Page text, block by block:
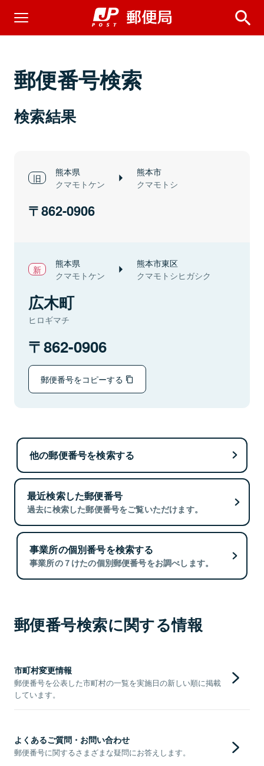
郵便番号検索
検索結果
熊本県
クマモトケン
熊本市
クマモトシ
862-0906
熊本県
クマモトケン
熊本市東区
クマモトシヒガシク
広木町
ヒロギマチ
862-0906
郵便番号をコピーする
他の郵便番号を検索する
最近検索した郵便番号
過去に検索した郵便番号をご覧いただけます。
事業所の個別番号を検索する
事業所の７けたの個別郵便番号をお調べします。
郵便番号検索に関する情報
市町村変更情報
郵便番号を公表した市町村の一覧を実施日の新しい順に掲載
しています。
よくあるご質問・お問い合わせ
郵便番号に関するさまざまな疑問にお答えします。